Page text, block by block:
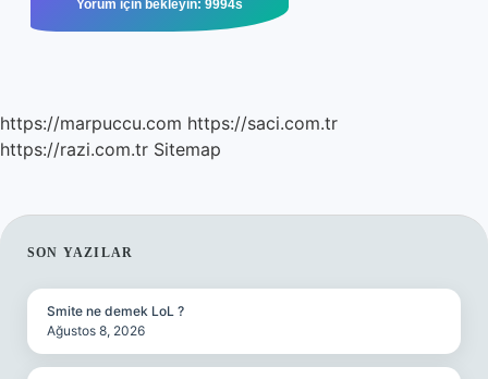
https://marpuccu.com https://saci.com.tr
https://razi.com.tr Sitemap
SIDEBAR
SON YAZILAR
Smite ne demek LoL ?
Ağustos 8, 2026